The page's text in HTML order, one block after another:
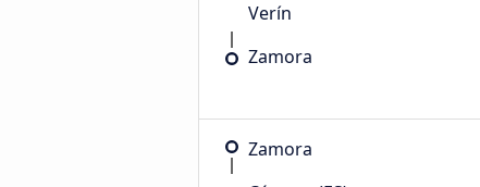
Verín
Zamora
Zamora